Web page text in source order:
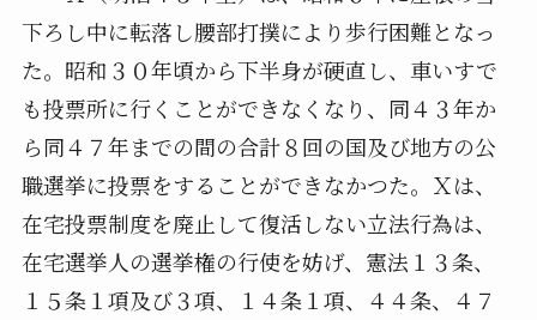
下ろし中に転落し腰部打撲により歩行困難となっ
た。昭和３０年頃から下半身が硬直し、車いすで
も投票所に行くことができなくなり、同４３年か
ら同４７年までの間の合計８回の国及び地方の公
職選挙に投票をすることができなかつた。Ｘは、
在宅投票制度を廃止して復活しない立法行為は、
在宅選挙人の選挙権の行使を妨げ、憲法１３条、
１５条１項及び３項、１４条１項、４４条、４７